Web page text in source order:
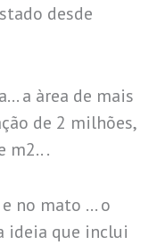
desde
a àrea de mais
de 2 milhões,
m2.. .
no mato … o
ideia que inclui